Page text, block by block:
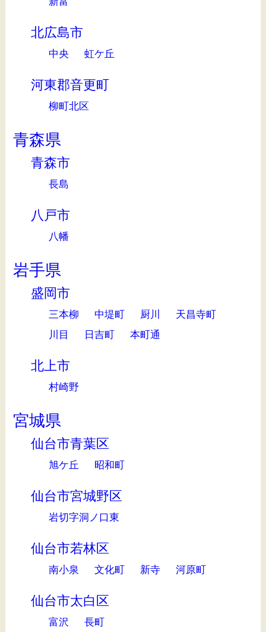
北広島市
中央 虹ケ丘
河東郡音更町
柳町北区
青森県
青森市
長島
八戸市
八幡
岩手県
盛岡市
三本柳 中堤町 厨川
天昌寺町
川目
日吉町 本町通
北上市
村崎野
宮城県
仙台市青葉区
旭ケ丘 昭和町
仙台市宮城野区
岩切字洞ノ口東
仙台市若林区
南小泉 文化町 新寺 河原町
仙台市太白区
富沢 長町